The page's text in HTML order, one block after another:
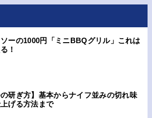
ーの1000円「ミニBBQグリル」これは
！
の研ぎ方】基本からナイフ並みの切れ味
げる方法まで